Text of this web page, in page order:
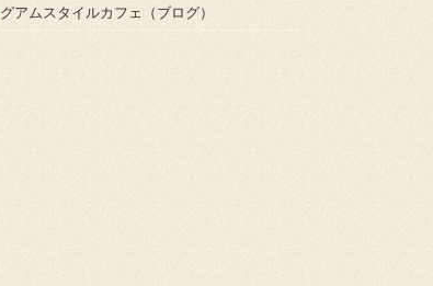
グアムスタイルカフェ（ブログ）